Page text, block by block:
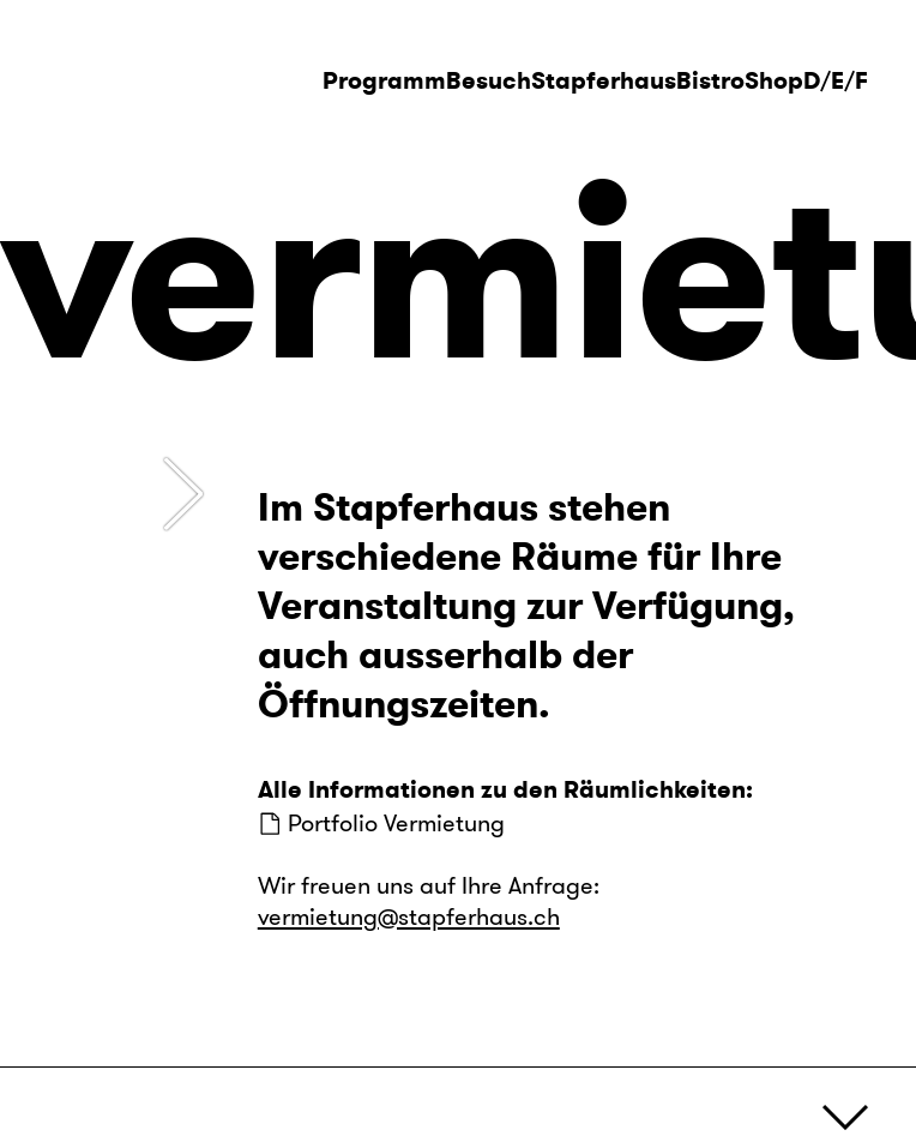
ProgrammBesuchStapferhausBistroShopD/E/F
Im Stapferhaus stehen
verschiedene Räume für Ihre
Veranstaltung zur Verfügung,
auch ausserhalb der
Öffnungszeiten.
Alle Informationen zu den Räumlichkeiten:
Portfolio Vermietung
Wir freuen uns auf Ihre Anfrage:
vermietung@stapferhaus.ch